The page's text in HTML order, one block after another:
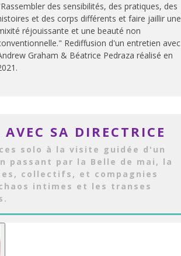
des sensibilités, des pratiques, des
et des corps différents et faire jaillir une
réjouissante et une beauté non
Rediffusion d'un entretien avec
Graham & Béatrice Pedraza réalisé en
SA DIRECTRICE
solo à la visite guidée d'un
passant par la Belle de mai, la
collectifs, et compagnies
intimes et les transes